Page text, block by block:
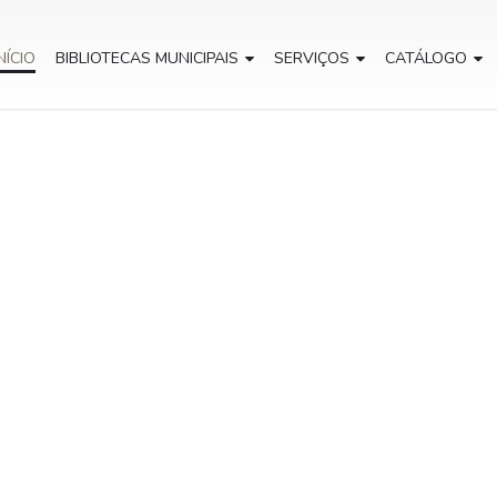
BIBLIOTECAS MUNICIPAIS SERVIÇOS CATÁLOGO